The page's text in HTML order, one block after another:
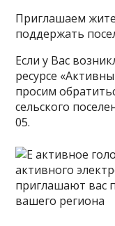
Приглашаем
поддержать
Если у Вас
ресурсе
просим
сельского
05.